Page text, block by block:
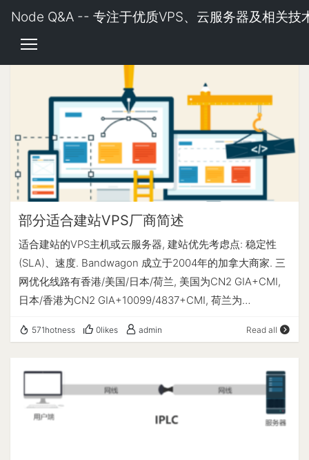
Node Q&A -- 专注于优质VPS、云服务器及相关技
部分适合建站VPS厂商简述
适合建站的VPS主机或云服务器, 建站优先考虑点: 稳定性
(SLA)、速度. Bandwagon 成立于2004年的加拿大商家. 三
网优化线路有香港/美国/日本/荷兰, 美国为CN2 GIA+CMI,
日本/香港为CN2 GIA+10099/4837+CMI, 荷兰为
GIA不少人做电商/建站. 官方的建议: 香港/日本价格贵, 如果
2013 年成立的美国主机商，最开始是做我的世界游戏服务
器和虚拟空间的，后来才推出 VPS 主机、独立服务器、场
地租用、DDOS 防御等服务。机房主要是在美国的西雅图和
达拉斯，在伦敦和凤凰城有我的世界服务器。Spartanhost
571hotness 0likes admin Read all